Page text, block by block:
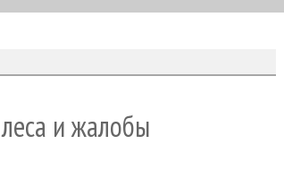
и жалобы